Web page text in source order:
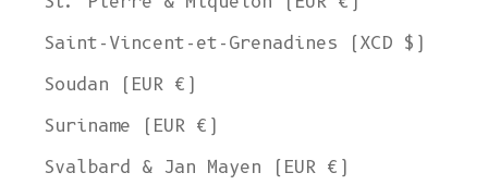
Saint-Vincent-et-Grenadines (XCD $)
Soudan (EUR €)
Suriname (EUR €)
Svalbard & Jan Mayen (EUR €)